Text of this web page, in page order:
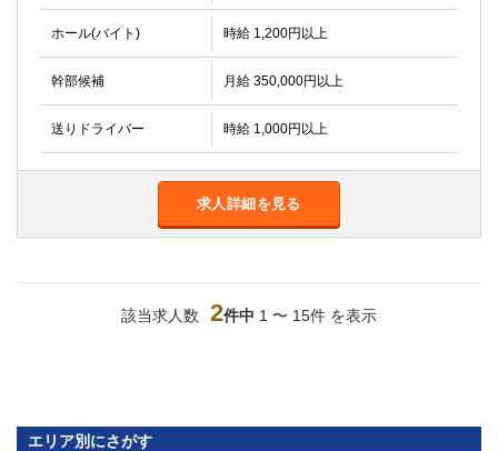
ホール(バイト) 時給 1,200円以上
幹部候補 月給 350,000円以上
送りドライバー 時給 1,000円以上
求人詳細を見る
該当求人数 2件中 1 〜 15件 を表示
エリア別にさがす
元住吉
茅ヶ崎
戸塚
たまプラーザ
厚木
横須賀
桜木町
埼玉県
南越谷
志木
川越
獨協大学前＜草加松原＞ 北浦和（西口）
千葉県